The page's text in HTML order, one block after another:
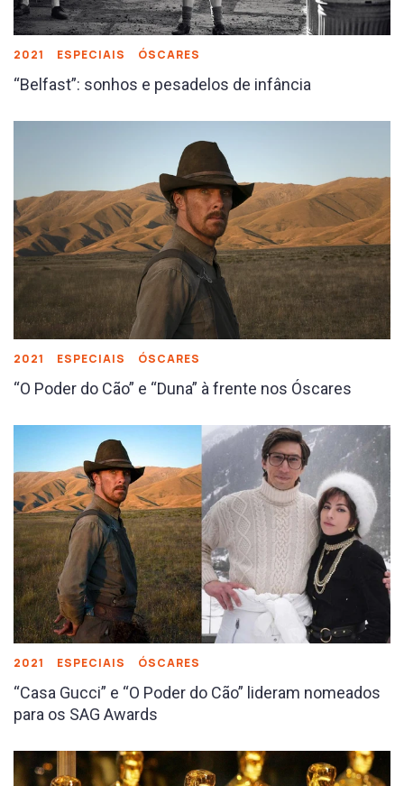
2021 ESPECIAIS ÓSCARES
“Belfast”: sonhos e pesadelos de infância
2021 ESPECIAIS ÓSCARES
“O Poder do Cão” e “Duna” à frente nos Óscares
2021 ESPECIAIS ÓSCARES
“Casa Gucci” e “O Poder do Cão” lideram nomeados
para os SAG Awards